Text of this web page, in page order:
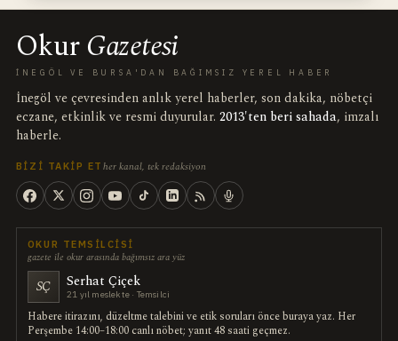
OkurGazetesi
İNEGÖL VE BURSA'DAN BAĞIMSIZ YEREL HABER
İnegöl ve çevresinden anlık yerel haberler, son dakika, nöbetçi
eczane, etkinlik ve resmi duyurular. 2013'ten beri sahada, imzalı
haberle.
BIZI TAKIP ET her kanal, tek redaksiyon
OKUR TEMSILCISI
gazete ile okur arasında bağımsız ara yüz
SÇ Serhat Çiçek
21 yıl meslekte · Temsilci
Habere itirazını, düzeltme talebini ve etik soruları önce buraya yaz. Her
Perşembe 14:00–18:00 canlı nöbet; yanıt 48 saati geçmez.